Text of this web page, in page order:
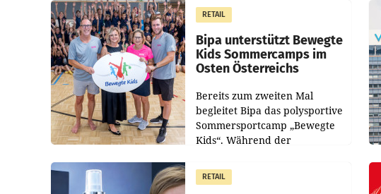
im Justizministerium, Christian
Pilnacek, auf sensible
RETAIL
Bipa unterstützt Bewegte
Kids Sommercamps im
Osten Österreichs
Bereits zum zweiten Mal
begleitet Bipa das polysportive
Sommersportcamp „Bewegte
Kids“. Während der
Juli und August versorgt das
Unternehmen Kinder sowie
RETAIL